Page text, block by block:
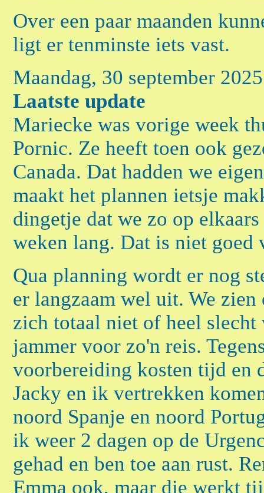
Over een paar maanden
ligt er tenminste iets vast.
Maandag, 30 september 2025
Laatste update
Mariecke was vorige week
Pornic. Ze heeft toen ook
Canada. Dat hadden we
maakt het plannen ietsje
dingetje dat we zo op
weken lang. Dat is niet goed
Qua planning wordt er nog
er langzaam wel uit. We
zich totaal niet of heel
jammer voor zo'n reis.
voorbereiding kosten tijd en
Jacky en ik vertrekken
noord Spanje en noord
ik weer 2 dagen op de
gehad en ben toe aan rust.
Emma ook, maar die werkt